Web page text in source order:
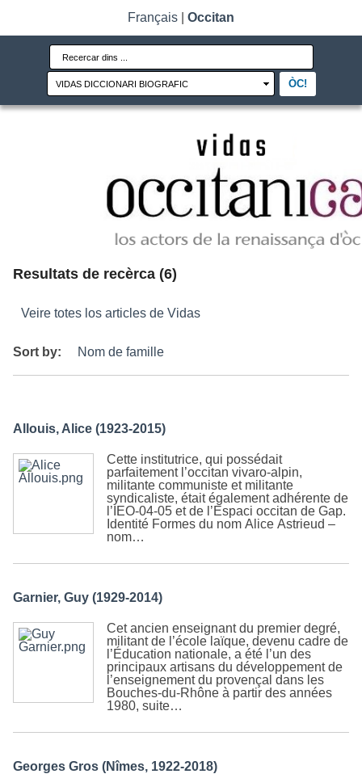
Français Occitan
Resultats de recèrca (6)
Veire totes los articles de Vidas
Sort by: Nom de famille
Allouis, Alice (1923-2015)
Cette institutrice, qui possédait
parfaitement l’occitan vivaro-alpin,
militante communiste et militante
syndicaliste, était également adhérente de
l’IEO-04-05 et de l’Espaci occitan de Gap.
Identité Formes du nom Alice Astrieud –
nom…
Garnier, Guy (1929-2014)
Cet ancien enseignant du premier degré,
militant de l’école laïque, devenu cadre de
l’Éducation nationale, a été l’un des
principaux artisans du développement de
l’enseignement du provençal dans les
Bouches-du-Rhône à partir des années
1980, suite…
Georges Gros (Nîmes, 1922-2018)